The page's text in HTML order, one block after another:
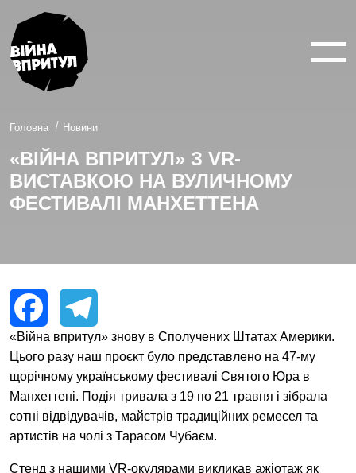
ВІЙНА У 360°
ВІЙНА В 3D
ПРО ПРОЕКТ
НОВИНИ
КОНТАКТИ
EN 中文 UA
Головна Новини
«ВІЙНА ВПРИТУЛ» З VR-
ВИСТАВКОЮ НА ВУЛИЧНОМУ
ФЕСТИВАЛІ МАНХЕТТЕНА
FacebookTelegram
«Війна впритул» знову в Сполучених Штатах Америки.
Цього разу наш проєкт було представлено на 47-му
щорічному українському фестивалі Святого Юра в
Манхеттені. Подія тривала з 19 по 21 травня і зібрала
сотні відвідувачів, майстрів традиційних ремесел та
артистів на чолі з Тарасом Чубаєм.
Стенд з нашими VR-окулярами викликав ажіотаж як